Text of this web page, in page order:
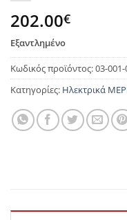
202.00€
Εξαντλημένο
Κωδικός προϊόντος:03-
Κατηγορίες: Ηλεκτρικά